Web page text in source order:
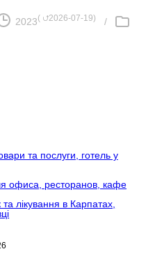
2023( ⮍2026-07-19)
/
та послуги, готель у
офиса, ресторанов, кафе
лікування в Карпатах,